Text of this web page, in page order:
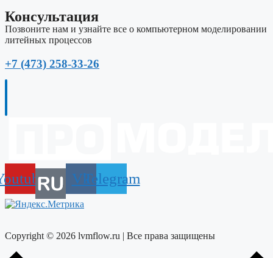
Консультация
Позвоните нам и узнайте все о компьютерном моделировании
литейных процессов
+7 (473) 258-33-26
VkTelegram
Copyright © 2026 lvmflow.ru | Все права защищены